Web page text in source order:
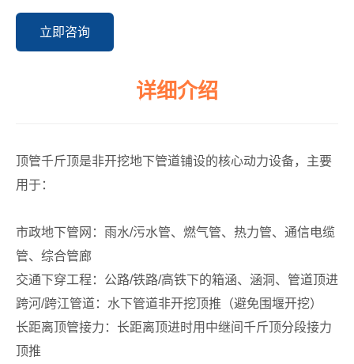
立即咨询
详细介绍
顶管千斤顶是非开挖地下管道铺设的核心动力设备，主要
用于：
市政地下管网：雨水/污水管、燃气管、热力管、通信电缆
管、综合管廊
交通下穿工程：公路/铁路/高铁下的箱涵、涵洞、管道顶进
跨河/跨江管道：水下管道非开挖顶推（避免围堰开挖）
长距离顶管接力：长距离顶进时用中继间千斤顶分段接力
顶推